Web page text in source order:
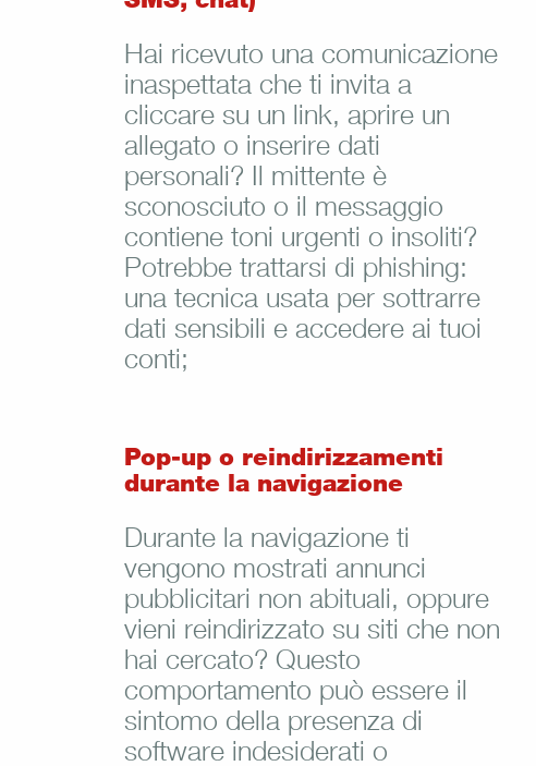
Hai ricevuto una comunicazione
inaspettata che ti invita a
cliccare su un link, aprire un
allegato o inserire dati
personali? Il mittente è
sconosciuto o il messaggio
contiene toni urgenti o insoliti?
Potrebbe trattarsi di phishing:
una tecnica usata per sottrarre
dati sensibili e accedere ai tuoi
conti;
Pop-up o reindirizzamenti
durante la navigazione
Durante la navigazione ti
vengono mostrati annunci
pubblicitari non abituali, oppure
vieni reindirizzato su siti che non
hai cercato? Questo
comportamento può essere il
sintomo della presenza di
software indesiderati o